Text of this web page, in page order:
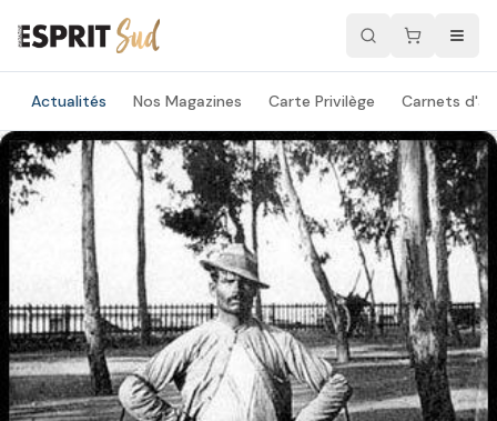
Actualités Nos Magazines Carte Privilège Carnets